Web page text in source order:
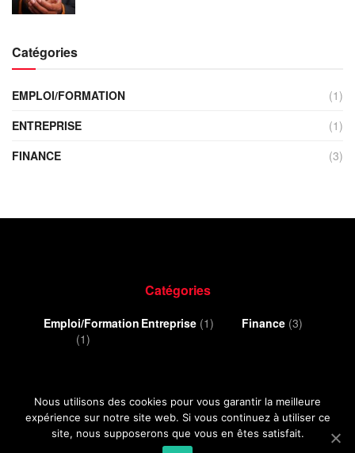
Catégories
EMPLOI/FORMATION
(1)
ENTREPRISE
(1)
FINANCE
(3)
Catégories
Emploi/Formation
(1)
Entreprise(1) Finance(3)
Mentions légales À propos de nous Contact
Nous utilisons des cookies pour vous garantir la meilleure
expérience sur notre site web. Si vous continuez à utiliser ce
site, nous supposerons que vous en êtes satisfait.